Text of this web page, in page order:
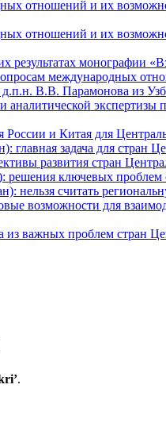
отношений и их
отношений и их
результатах монографии
международных
В.В. Парамонова из
аналитической
России и Китая для
главная задача для стран
развития стран
решения ключевых
нельзя считать
возможности для
из важных проблем стран
.